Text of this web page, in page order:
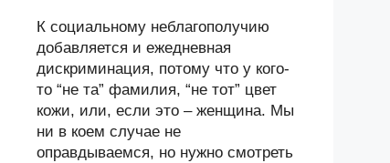
К социальному неблагополучию
добавляется и ежедневная
дискриминация, потому что у кого-
то “не та” фамилия, “не тот” цвет
кожи, или, если это – женщина. Мы
ни в коем случае не
оправдываемся, но нужно смотреть